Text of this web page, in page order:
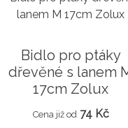
Bidlo pro ptáky
dřevěné s lanem
17cm Zolux
Cena již od 74 Kč